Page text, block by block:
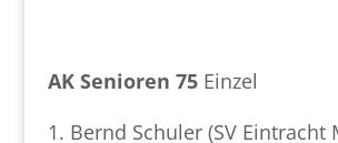
AK Senioren 75 Einzel
Bernd Schuler (SV Eintracht